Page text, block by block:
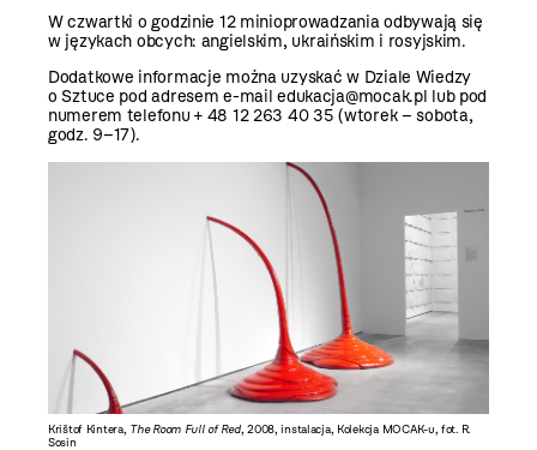
W czwartki o godzinie 12 minioprowadzania odbywają się
w językach obcych: angielskim, ukraińskim i rosyjskim.
Dodatkowe informacje można uzyskać w Dziale Wiedzy
o Sztuce pod adresem e-mailedukacja@mocak.pl lub pod
numerem telefonu + 48 12 263 40 35 (wtorek – sobota,
godz. 9–17).
Krištof Kintera, The Room Full of Red, 2008, instalacja, Kolekcja MOCAK-u, fot. R.
Sosin